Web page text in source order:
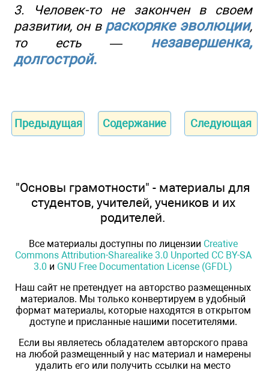
3. Человек-то не закончен в своем
развитии, он в раскоряке эволюции,
то есть — незавершенка,
долгострой.
Предыдущая Содержание Следующая
"Основы грамотности" - материалы для
студентов, учителей, учеников и их
родителей.
Все материалы доступны по лицензии Creative
Commons Attribution-Sharealike 3.0 Unported CC BY-SA
3.0 и GNU Free Documentation License (GFDL)
Наш сайт не претендует на авторство размещенных
материалов. Мы только конвертируем в удобный
формат материалы, которые находятся в открытом
доступе и присланные нашими посетителями.
Если вы являетесь обладателем авторского права
на любой размещенный у нас материал и намерены
удалить его или получить ссылки на место